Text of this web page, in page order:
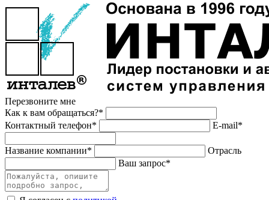
Перезвоните мне
Как к вам обращаться?*
Контактный телефон*
E-mail*
Название компании*
Отрасль
Ваш запрос*